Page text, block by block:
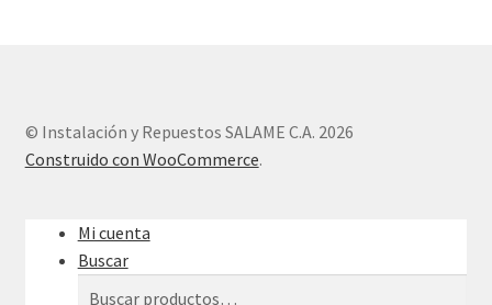
© Instalación y Repuestos SALAME C.A. 2026
Construido con WooCommerce.
Mi cuenta
Buscar